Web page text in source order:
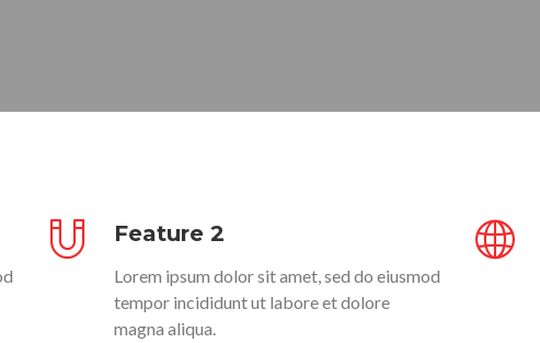
Feature 2
Lorem ipsum dolor sit amet, sed do eiusmod
tempor incididunt ut labore et dolore
magna aliqua.